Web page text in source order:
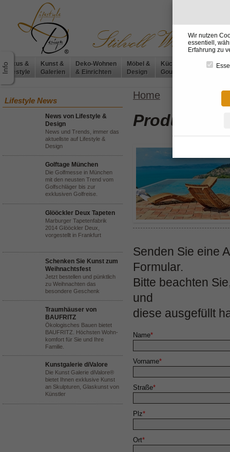
Luxus &
Lifestyle
Kunst &
Galerien
Deko-Wohnen
& Einrichten
Möbel &
Design
Küchen &
Gourmet
Lifestyle News
News von Lifestyle &
Design
News und Trends, immer das
aktuellste auf Lifestyle &
Design
Golftage München
Die Golfmesse in München
mit den neusten Trend vom
Golfschläger bis zur
exklusiven Golfreise.
Glööckler Deux Tapeten
Marburger Tapetenfabrik
2014 Glööckler Deux,
vorgestellt in Frankfurt
Schenken Sie Kunst zum
Weihnachtsfest
Jetzt bestellen und pünktlich
zu Weihnachten das
besondere Geschenk
Traumhäuser von
BAUFRITZ
Ökologisches Bauen bietet
BAUFRITZ. Höchsten Wohn-
komfort für Sie und Ihre
Familie.
Kunstgalerie diValore
Die Kunst Galerie diValore®
bietet Ihnen exklusive Kunst
an Skulpturen, Glaskunst von
Künstler
Home
Produkt-
Senden Sie eine
Formular.
Bitte beachten
und
diese ausgefüllt
Name*
Vorname*
Straße*
Plz*
Ort*
Wir nutzen
essentiell,
Erfahrung zu